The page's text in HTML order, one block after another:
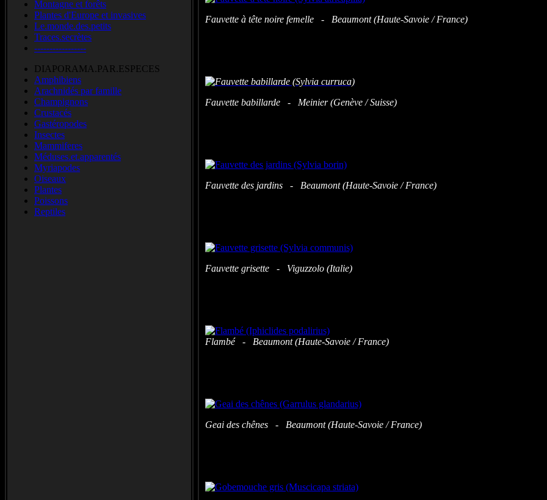
Montagne et forêts
Plantes d'Europe et invasives
Le.monde.des.petits
Traces.secrètes
-----------------
DIAPORAMA.PAR.ESPECES
Amphibiens
Arachnidés par famille
Champignons
Crustacés
Gastéropodes
Insectes
Mammiferes
Méduses.et.apparentés
Myriapodes
Oiseaux
Plantes
Poissons
Reptiles
Fauvette à tête noire femelle - Beaumont (Haute-Savoie / France)
Fauvette babillarde - Meinier (Genève / Suisse)
Fauvette des jardins - Beaumont (Haute-Savoie / France)
Fauvette grisette - Viguzzolo (Italie)
Flambé - Beaumont (Haute-Savoie / France)
Geai des chênes - Beaumont (Haute-Savoie / France)